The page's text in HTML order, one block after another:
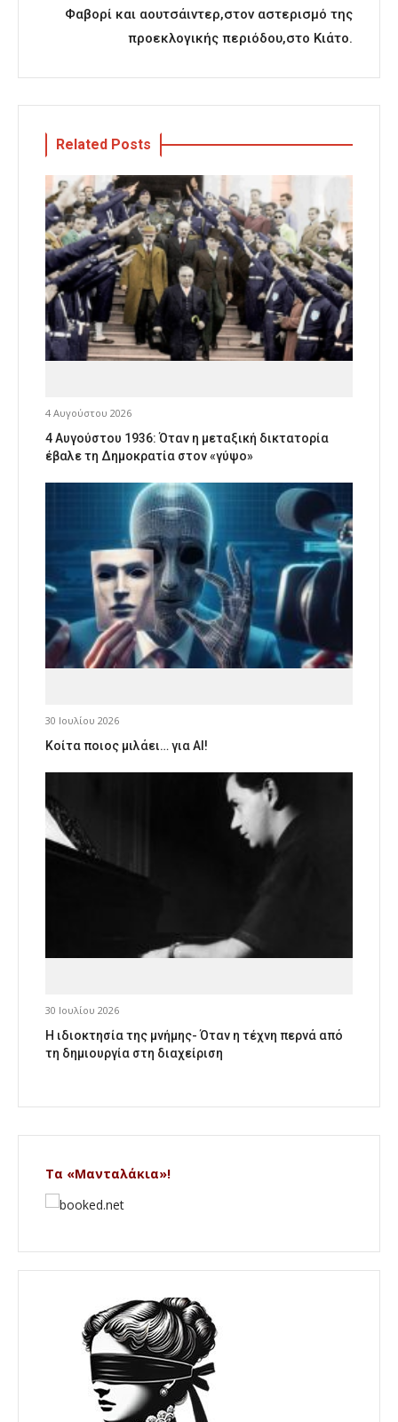
Φαβορί και αουτσάιντερ,στον αστερισμό της
προεκλογικής περιόδου,στο Κιάτο.
Related Posts
4 Αυγούστου 2026
4 Αυγούστου 1936: Όταν η μεταξική δικτατορία
έβαλε τη Δημοκρατία στον «γύψο»
30 Ιουλίου 2026
Κοίτα ποιος μιλάει… για AI!
30 Ιουλίου 2026
Η ιδιοκτησία της μνήμης- Όταν η τέχνη περνά από
τη δημιουργία στη διαχείριση
Τα «Μανταλάκια»!